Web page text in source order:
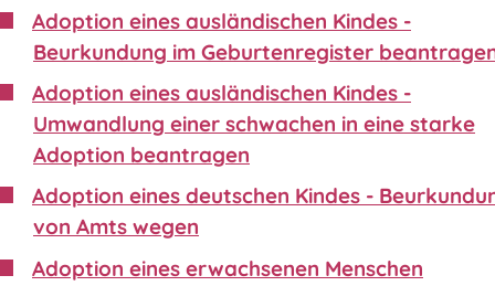
Adoption eines ausländischen Kindes -
Beurkundung im Geburtenregister
Adoption eines ausländischen Kindes -
Umwandlung einer schwachen in eine starke
Adoption beantragen
Adoption eines deutschen Kindes -
von Amts wegen
Adoption eines erwachsenen Menschen